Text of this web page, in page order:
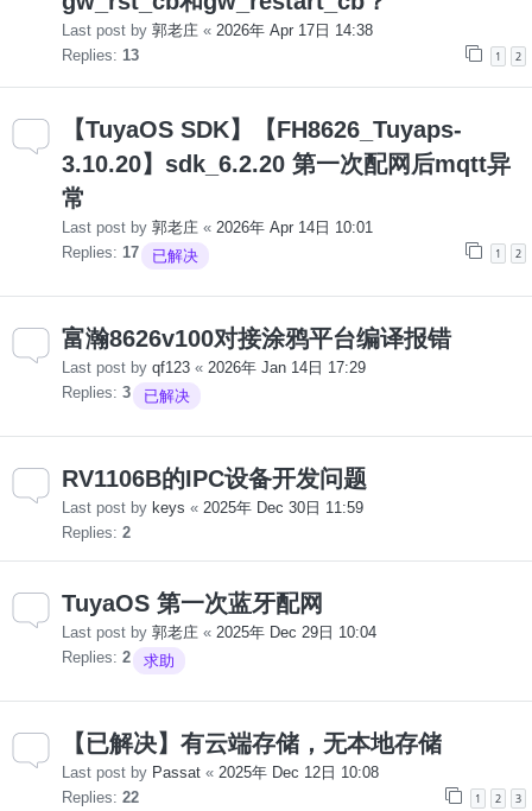
Last post by 郭老庄 « 2026年 Apr 17日 14:38
Replies: 13 1 2
【TuyaOS SDK】【FH8626_Tuyaps-
3.10.20】sdk_6.2.20 第一次配网后mqtt异
常
Last post by 郭老庄 « 2026年 Apr 14日 10:01
Replies: 17 1 2
已解决
富瀚8626v100对接涂鸦平台编译报错
Last post by qf123 « 2026年 Jan 14日 17:29
Replies: 3 已解决
RV1106B的IPC设备开发问题
Last post by keys « 2025年 Dec 30日 11:59
Replies: 2
TuyaOS 第一次蓝牙配网
Last post by 郭老庄 « 2025年 Dec 29日 10:04
Replies: 2 求助
【已解决】有云端存储，无本地存储
Last post by Passat « 2025年 Dec 12日 10:08
Replies: 22 1 2 3